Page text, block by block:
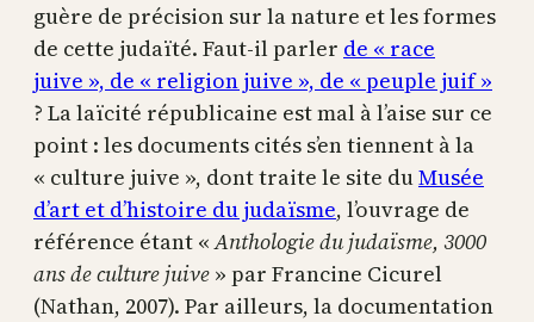
guère de précision sur la nature et les formes
de cette judaïté. Faut-il parler de « race
juive », de « religion juive », de « peuple juif »
? La laïcité républicaine est mal à l’aise sur ce
point : les documents cités s’en tiennent à la
« culture juive », dont traite le site duMusée
d’art et d’histoire du judaïsme, l’ouvrage de
référence étant «Anthologie du judaïsme, 3000
ans de culture juive » par Francine Cicurel
(Nathan, 2007). Par ailleurs, la documentation